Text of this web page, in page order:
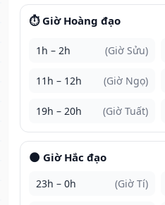
⏱️ Giờ Hoàng đạo
1h – 2h (Giờ Sửu)
11h – 12h (Giờ Ngọ)
19h – 20h (Giờ Tuất)
🌑 Giờ Hắc đạo
23h – 0h (Giờ Tí)